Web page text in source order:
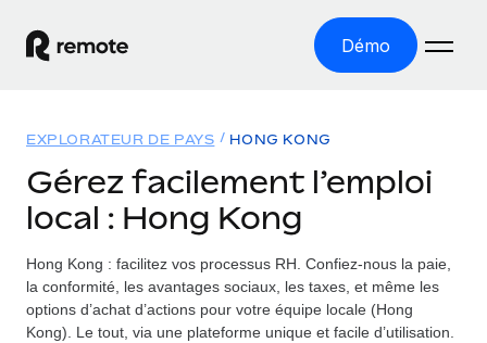
Démo
EMPLOI À L’INTERNATIONAL
Paie multipays
Gérez la paie facilement et en toute conformité
Employer of record
Solutions
COUVERTURE MONDIALE
Explorateur de pays
Toutes les informations sur l’emploi à l’international,
Ressources
OUTILS & CALCULATEURS
Tarification
EXPLORATEUR DE PAYS HONG KONG
Gérez facilement l’emploi
local : Hong Kong
Hong Kong : facilitez vos processus RH. Confiez-nous la paie,
la conformité, les avantages sociaux, les taxes, et même les
options d’achat d’actions pour votre équipe locale (Hong
Kong). Le tout, via une plateforme unique et facile d’utilisation.